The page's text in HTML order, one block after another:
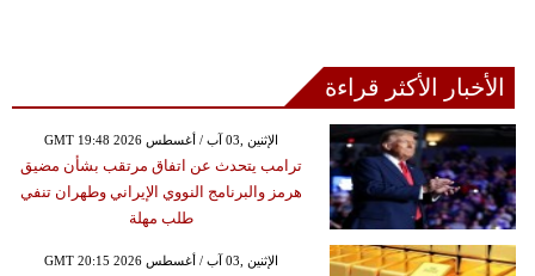
الأخبار الأكثر قراءة
GMT 19:48 2026 الإثنين ,03 آب / أغسطس
ترامب يتحدث عن اتفاق مرتقب بشأن مضيق
هرمز والبرنامج النووي الإيراني وطهران تنفي
طلب مهلة
GMT 20:15 2026 الإثنين ,03 آب / أغسطس